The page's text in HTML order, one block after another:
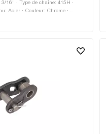
16" · Type de chaîne: 415H ·
Acier · Couleur: Chrome ·
· Circonférence de roulement: